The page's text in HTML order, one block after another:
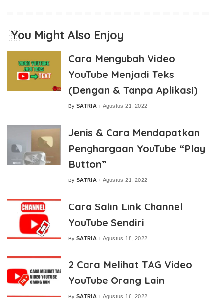
You Might Also Enjoy
Cara Mengubah Video
YouTube Menjadi Teks
(Dengan & Tanpa Aplikasi)
Posted
By SATRIA Agustus 21, 2022
Jenis & Cara Mendapatkan
Penghargaan YouTube “Play
Button”
Posted
By SATRIA Agustus 21, 2022
Cara Salin Link Channel
YouTube Sendiri
Posted
By SATRIA Agustus 18, 2022
2 Cara Melihat TAG Video
YouTube Orang Lain
Posted
By SATRIA Agustus 16, 2022